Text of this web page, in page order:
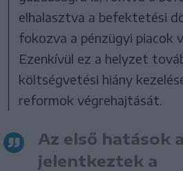
elhalasztva a befektetési
fokozva a pénzügyi piacok
Ezenkívül ez a helyzet
költségvetési hiány
reformok végrehajtását.
Az első hatások
jelentkeztek a